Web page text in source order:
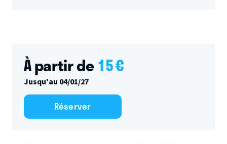
À partir de15€
Jusqu'au 04/01/27
Réserver